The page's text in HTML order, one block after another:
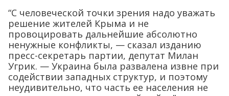
“С человеческой точки зрения надо уважать
решение жителей Крыма и не
провоцировать дальнейшие абсолютно
ненужные конфликты, — сказал изданию
пресс-секретарь партии, депутат Милан
Угрик. — Украина была развалена извне при
содействии западных структур, и поэтому
неудивительно, что часть ее населения не